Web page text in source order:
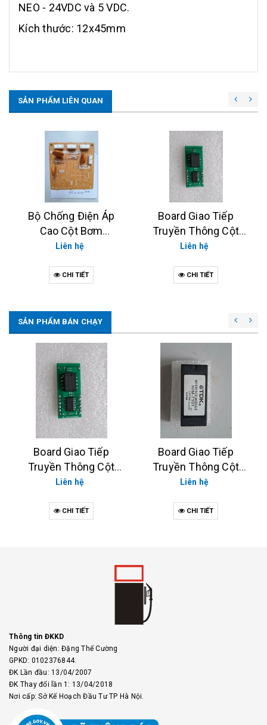
NEO - 24VDC và 5 VDC.
Kích thước: 12x45mm
SẢN PHẨM LIÊN QUAN
Bộ Chống Điện Áp
Cao Cột Bơm
TATSUNO NEO/XE
Liên hệ
CHI TIẾT
Board Giao Tiếp
Truyền Thông Cột
Bơm TATSUNO XE,
Liên hệ
CHI TIẾT
SẢN PHẨM BÁN CHẠY
Board Giao Tiếp
Truyền Thông Cột
Bơm TATSUNO XE,
Liên hệ
CHI TIẾT
Board Giao Tiếp
Truyền Thông Cột
Bơm TATSUNO (XE,
Liên hệ
CHI TIẾT
Thông tin ĐKKD
Người đại diện: Đặng Thế Cường
GPKD: 0102376844.
ĐK Lần đầu: 13/04/2007
ĐK Thay đổi lần 1: 13/04/2018
Nơi cấp: Sở Kế Hoạch Đầu Tư TP Hà Nội.